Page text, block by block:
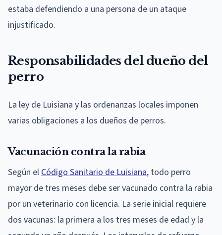
estaba defendiendo a una persona de un ataque
injustificado.
Responsabilidades del dueño del
perro
La ley de Luisiana y las ordenanzas locales imponen
varias obligaciones a los dueños de perros.
Vacunación contra la rabia
Según el Código Sanitario de Luisiana, todo perro
mayor de tres meses debe ser vacunado contra la rabia
por un veterinario con licencia. La serie inicial requiere
dos vacunas: la primera a los tres meses de edad y la